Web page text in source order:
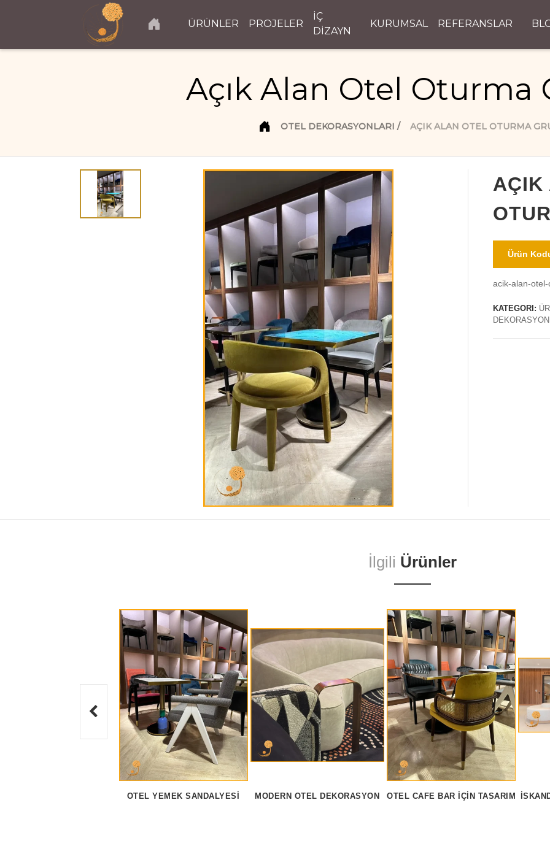
ÜRÜNLER PROJELER
İÇ
DİZAYN
KURUMSAL REFERANSLAR
Açık Alan Otel Oturma
OTEL DEKORASYONLARI AÇIK ALAN OTEL OTURMA
AÇIK
Ürün
acik-alan-
KATEGORI:
İlgili Ürünler
OTEL YEMEK SANDALYESI MODERN OTEL DEKORASYON OTEL CAFE BAR İÇIN TASARIM